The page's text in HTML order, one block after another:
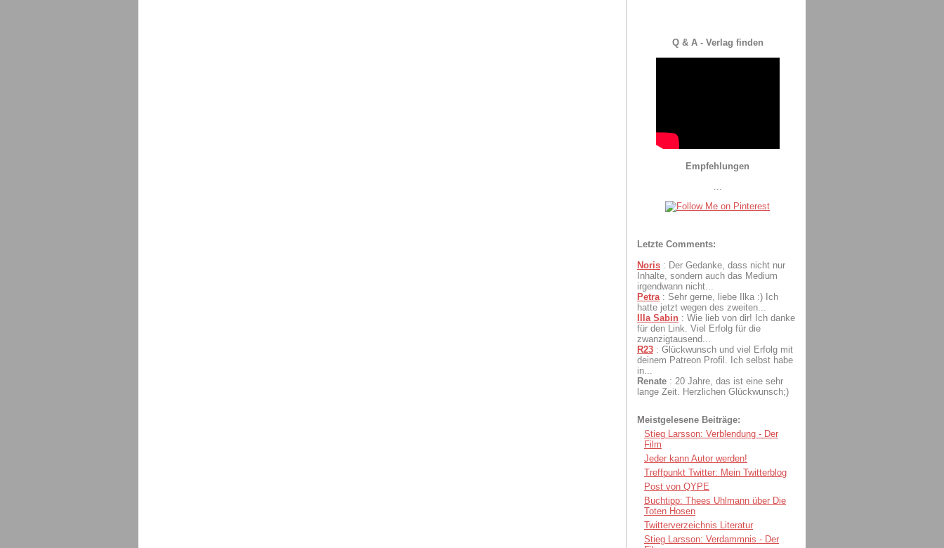
Q & A - Verlag finden
Empfehlungen
Letzte Comments:
Noris : Der Gedanke, dass nicht nur
Inhalte, sondern auch das Medium
irgendwann nicht...
Petra : Sehr gerne, liebe Ilka :) Ich
hatte jetzt wegen des zweiten...
Illa Sabin : Wie lieb von dir! Ich danke
für den Link. Viel Erfolg für die
zwanzigtausend...
R23 : Glückwunsch und viel Erfolg mit
deinem Patreon Profil. Ich selbst habe
in...
Renate : 20 Jahre, das ist eine sehr
lange Zeit. Herzlichen Glückwunsch;)
Meistgelesene Beiträge:
Stieg Larsson: Verblendung - Der
Film
Jeder kann Autor werden!
Treffpunkt Twitter: Mein Twitterblog
Post von QYPE
Buchtipp: Thees Uhlmann über Die
Toten Hosen
Twitterverzeichnis Literatur
Stieg Larsson: Verdammnis - Der